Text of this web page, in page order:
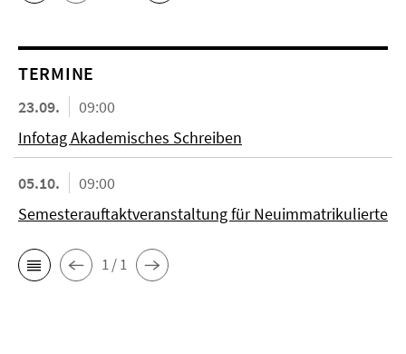
TERMINE
23.09.
09:00
Infotag Akademisches Schreiben
05.10.
09:00
Semesterauftaktveranstaltung für Neuimmatrikulierte
1 / 1